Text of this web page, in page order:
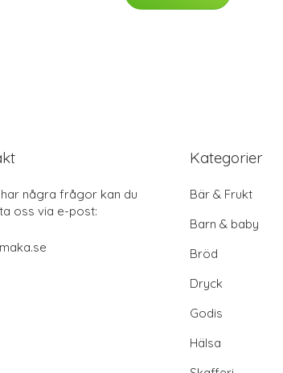
några frågor kan du
oss via e-post:
Kategorier
Bär & Frukt
Barn & baby
Bröd
Dryck
Godis
Hälsa